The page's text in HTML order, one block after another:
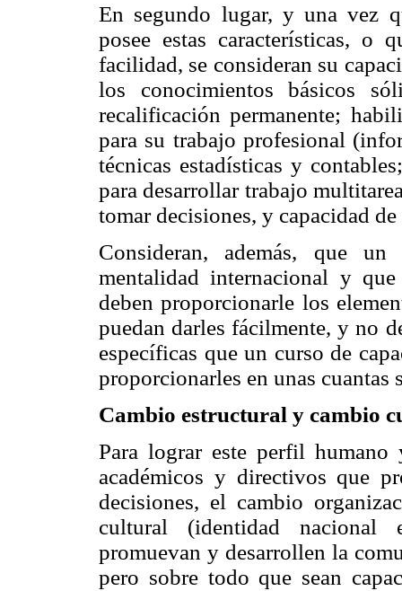
En segundo lugar, y una vez
posee estas características, o
facilidad, se consideran su
los conocimientos básicos
recalificación permanente;
para su trabajo profesional
técnicas estadísticas y
para desarrollar trabajo
tomar decisiones, y capacidad
Consideran, además, que
mentalidad internacional y
deben proporcionarle los
puedan darles fácilmente, y no
específicas que un curso de
proporcionarles en unas cuantas
Cambio estructural y cambio
Para lograr este perfil
académicos y directivos que
decisiones, el cambio
cultural (identidad nacional
promuevan y desarrollen la
pero sobre todo que sean